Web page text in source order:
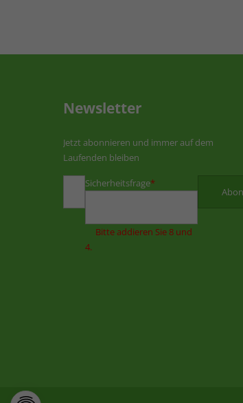
Newsletter
Jetzt abonnieren und immer auf dem
Laufenden bleiben
Sicherheitsfrage*
Bitte addieren Sie 8 und
4.